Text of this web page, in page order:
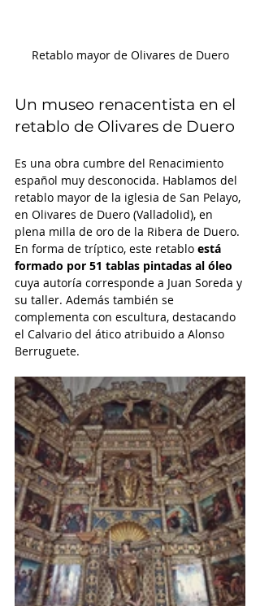
Retablo mayor de Olivares de Duero
Un museo renacentista en el
retablo de Olivares de Duero
Es una obra cumbre del Renacimiento
español muy desconocida. Hablamos del
retablo mayor de la iglesia de San Pelayo,
en Olivares de Duero (Valladolid), en
plena milla de oro de la Ribera de Duero.
En forma de tríptico, este retablo está
formado por 51 tablas pintadas al óleo
cuya autoría corresponde a Juan Soreda y
su taller. Además también se
complementa con escultura, destacando
el Calvario del ático atribuido a Alonso
Berruguete.